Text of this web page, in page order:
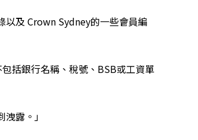
以及 Crown Sydney的一些會員編
括銀行名稱、稅號、BSB或工資單
露。」